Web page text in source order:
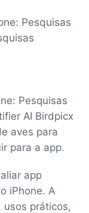
Pesquisas
Pesquisas
AI Birdpicx
aves para
para a app.
app
iPhone. A
usos práticos,